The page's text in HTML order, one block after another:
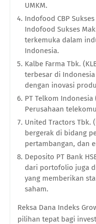
UMKM.
Indofood CBP
Indofood Sukses
terkemuka dalam
Indonesia.
Kalbe Farma Tbk.
terbesar di
dengan inovasi
PT Telkom Indonesia
Perusahaan
United Tractors Tbk.
bergerak di bidang
pertambangan, dan
Deposito PT Bank
dari portofolio juga
yang memberikan
saham.
Reksa Dana Indeks
pilihan tepat bagi